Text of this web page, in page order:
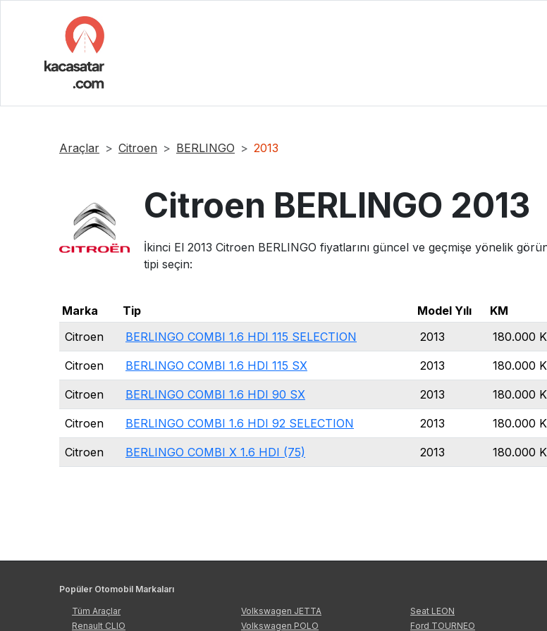
Araçlar Citroen BERLINGO 2013
Citroen BERLINGO 2013
İkinci El 2013 Citroen BERLINGO fiyatlarını güncel ve geçmişe yönelik
tipi seçin:
Marka Tip Model Yılı KM
Citroen
BERLINGO COMBI 1.6 HDI 115 SELECTION 2013 180.000
Citroen BERLINGO COMBI 1.6 HDI 115 SX 2013 180.000
Citroen BERLINGO COMBI 1.6 HDI 90 SX 2013 180.000
Citroen BERLINGO COMBI 1.6 HDI 92 SELECTION 2013 180.000
Citroen BERLINGO COMBI X 1.6 HDI (75) 2013 180.000
Popüler Otomobil Markaları
Tüm Araçlar
Renault CLIO
Volkswagen JETTA
Volkswagen POLO
Seat LEON
Ford TOURNEO